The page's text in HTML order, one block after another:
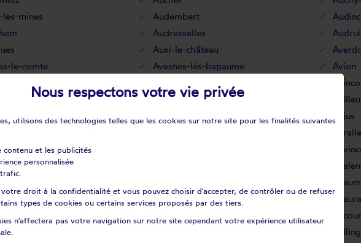
les-mines Audembert
Audresselles
Auxi-le-château
le-comte Avesnes-lès-bapaume
Avion
lès-pernes Bailleul-sir-berthoult
Bainghen
Bajus
Baralle
lès-seninghem
lès-cambrai Beaumetz-lès-loges
wavans Beauvois
houllefort
Nous respectons votre vie privée
utilisons des technologies telles que les cookies sur notre site pour les finalités suivantes
contenu et les publicités
personnalisée
votre droit à la confidentialité et vous pouvez choisir d'accepter, de contrôler ou de refuser
types de cookies ou certains services proposés par des tiers.
n'affectera pas votre navigation sur notre site cependant votre expérience utilisateur